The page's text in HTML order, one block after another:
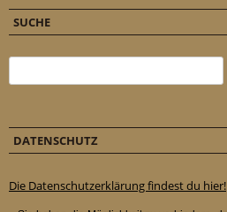
SUCHE
DATENSCHUTZ
Die Datenschutzerklärung findest du hier!